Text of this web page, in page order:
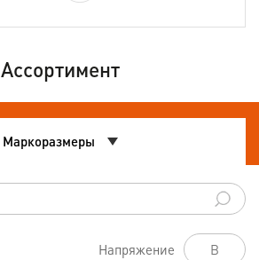
Ассортимент
Маркоразмеры
Напряжение